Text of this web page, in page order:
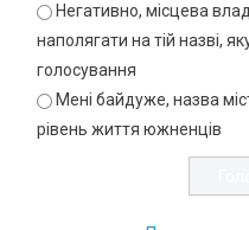
Негативно, місцева
наполягати на тій назві,
голосування
Мені байдуже, назва
рівень життя южненців